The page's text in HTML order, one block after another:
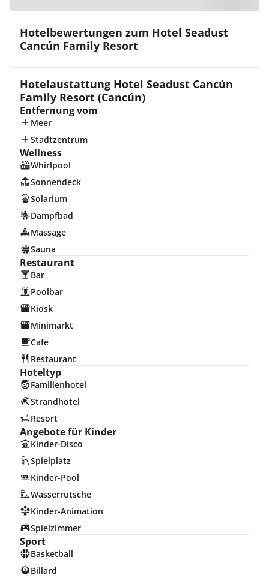
Hotelbewertungen zum Hotel Seadust
Cancún Family Resort
Hotelaustattung Hotel Seadust Cancún
Family Resort (Cancún)
Entfernung vom
Meer
Stadtzentrum
Wellness
Whirlpool
Sonnendeck
Solarium
Dampfbad
Massage
Sauna
Restaurant
Bar
Poolbar
Kiosk
Minimarkt
Cafe
Restaurant
Hoteltyp
Familienhotel
Strandhotel
Resort
Angebote für Kinder
Kinder-Disco
Spielplatz
Kinder-Pool
Wasserrutsche
Kinder-Animation
Spielzimmer
Sport
Basketball
Billard